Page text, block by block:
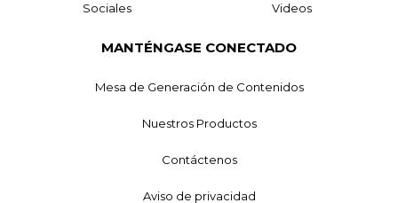
Sociales Videos
MANTÉNGASE CONECTADO
Mesa de Generación de Contenidos
Nuestros Productos
Contáctenos
Aviso de privacidad